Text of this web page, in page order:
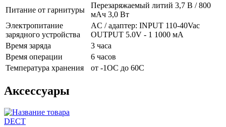
Питание от гарнитуры
Перезаряжаемый литий 3,7 В / 800
мАч 3,0 Вт
Электропитание
зарядного устройства
AC / адаптер: INPUT 110-40Vac
OUTPUT 5.0V - 1 1000 мА
Время заряда
3 часа
Время операции
6 часов
Температура хранения
от -1OC до 60C
Аксессуары
DECT